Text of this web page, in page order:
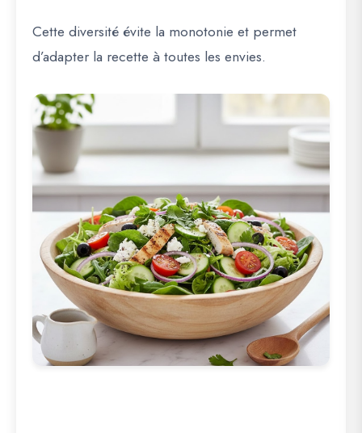
Cette diversité évite la monotonie et permet
d’adapter la recette à toutes les envies.